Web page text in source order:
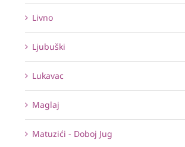
Livno
Ljubuški
Lukavac
Maglaj
Matuzići - Doboj Jug